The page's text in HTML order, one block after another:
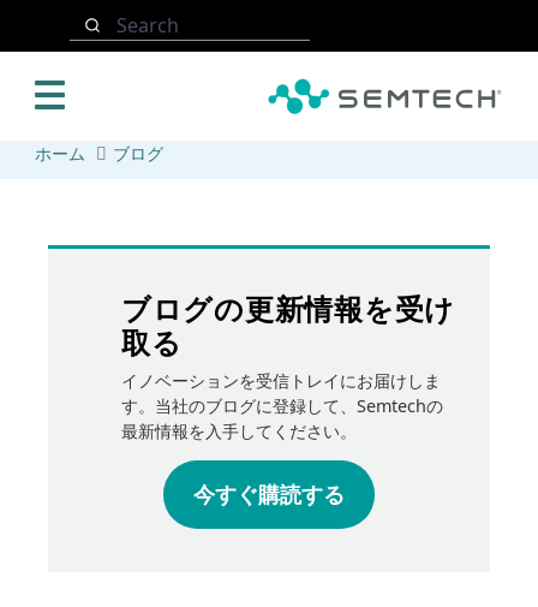
Search
ホーム ブログ
ブログの更新情報を受け
取る
イノベーションを受信トレイにお届けしま
す。当社のブログに登録して、Semtechの
最新情報を入手してください。
今すぐ購読する